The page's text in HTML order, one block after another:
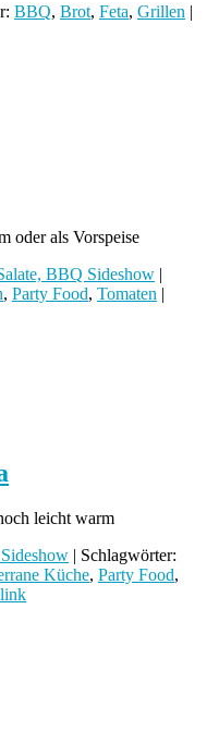
BBQ, Brot, Feta, Grillen |
oder als Vorspeise
BBQ Sideshow |
, Party Food, Tomaten |
leicht warm
| Schlagwörter:
Küche, Party Food,